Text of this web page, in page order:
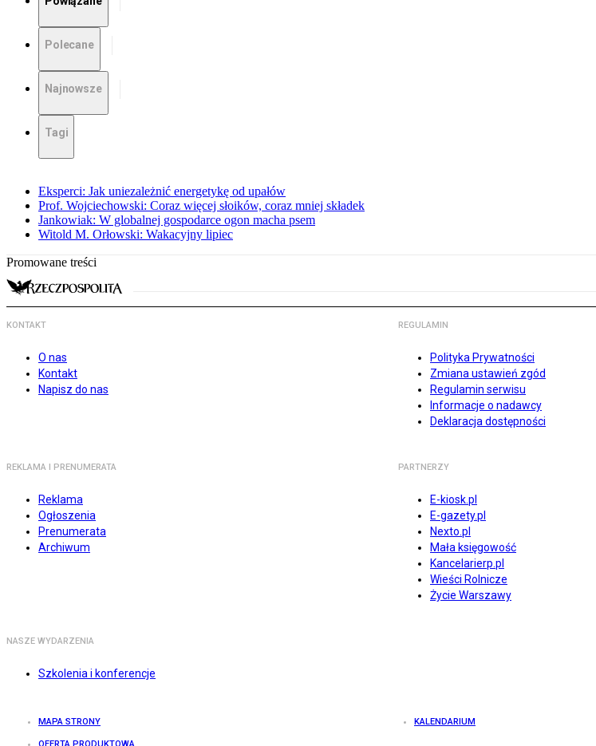
Polecane
Najnowsze
Tagi
Eksperci: Jak uniezależnić energetykę od upałów
Prof. Wojciechowski: Coraz więcej słoików, coraz mniej składek
Jankowiak: W globalnej gospodarce ogon macha psem
Witold M. Orłowski: Wakacyjny lipiec
Promowane treści
KONTAKT
O nas
Kontakt
Napisz do nas
REGULAMIN
Polityka Prywatności
Zmiana ustawień zgód
Regulamin serwisu
Informacje o nadawcy
Deklaracja dostępności
REKLAMA I PRENUMERATA
Reklama
Ogłoszenia
Prenumerata
Archiwum
PARTNERZY
E-kiosk.pl
E-gazety.pl
Nexto.pl
Mała księgowość
Kancelarierp.pl
Wieści Rolnicze
Życie Warszawy
NASZE WYDARZENIA
Szkolenia i konferencje
MAPA STRONY KALENDARIUM